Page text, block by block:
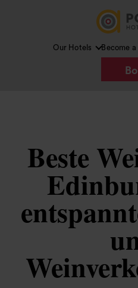
Our Hotels Become
Beste